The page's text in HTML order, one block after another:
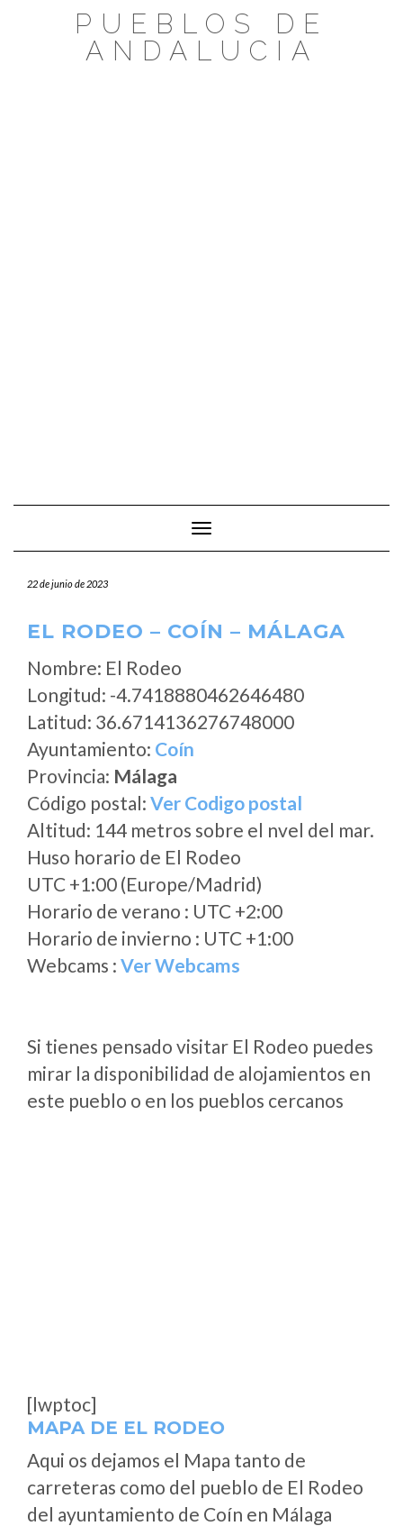
PUEBLOS DE
ANDALUCIA
Cambiar modo de navegación
22 de junio de 2023
EL RODEO – COÍN – MÁLAGA
Nombre: El Rodeo
Longitud: -4.7418880462646480
Latitud: 36.6714136276748000
Ayuntamiento: Coín
Provincia: Málaga
Código postal: Ver Codigo postal
Altitud: 144 metros sobre el nvel del mar.
Huso horario de El Rodeo
UTC +1:00 (Europe/Madrid)
Horario de verano : UTC +2:00
Horario de invierno : UTC +1:00
Webcams : Ver Webcams
Si tienes pensado visitar El Rodeo puedes
mirar la disponibilidad de alojamientos en
este pueblo o en los pueblos cercanos
[lwptoc]
MAPA DE EL RODEO
Aqui os dejamos el Mapa tanto de
carreteras como del pueblo de El Rodeo
del ayuntamiento de Coín en Málaga